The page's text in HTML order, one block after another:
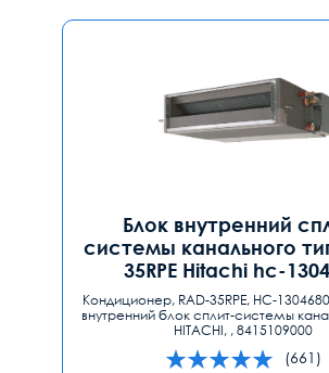
Блок внутренний
системы канального
35RPE Hitachi hc-
Кондиционер, RAD-35RPE, HC-
внутренний блок сплит-системы
HITACHI, , 8415109000
(661)